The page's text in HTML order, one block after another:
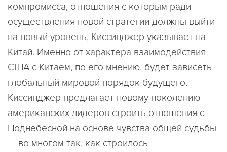
компромисса, отношения с которым ради
осуществления новой стратегии должны выйти
на новый уровень, Киссинджер указывает на
Китай. Именно от характера взаимодействия
США с Китаем, по его мнению, будет зависеть
глобальный мировой порядок будущего.
Киссинджер предлагает новому поколению
американских лидеров строить отношения с
Поднебесной на основе чувства общей судьбы
— во многом так, как строилось